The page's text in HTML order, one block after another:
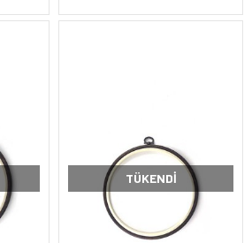
TÜKENDI